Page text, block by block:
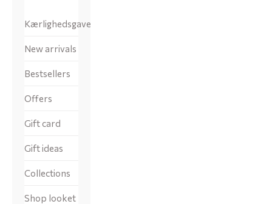
Kærlighedsgaver
New arrivals
Bestsellers
Offers
Gift card
Gift ideas
Collections
Shop looket